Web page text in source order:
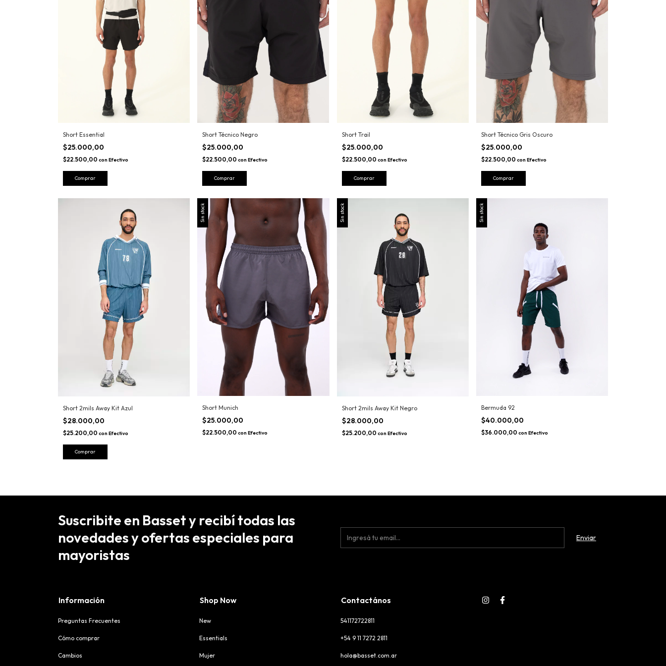
Short Essential
$25.000,00
$22.500,00 con Efectivo
Comprar
Short Técnico Negro
$25.000,00
$22.500,00con Efectivo
Comprar
Short Trail
$25.000,00
$22.500,00 con Efectivo
Comprar
Short Técnico Gris Oscuro
$25.000,00
$22.500,00 con Efectivo
Comprar
Short 2mils Away Kit Azul
$28.000,00
$25.200,00 con Efectivo
Comprar
Sin stock
Short Munich
$25.000,00
$22.500,00con Efectivo
Sin stock
Short 2mils Away Kit Negro
$28.000,00
$25.200,00 con Efectivo
Sin stock
Bermuda 92
$40.000,00
$36.000,00 con Efectivo
Suscribite en Basset y recibí todas las
novedades y ofertas especiales para
mayoristas
Información
Preguntas Frecuentes
Cómo comprar
Cambios
Shop Now
New
Essentials
Mujer
Contactános
541172722811
+54 9 11 7272 2811
hola@basset.com.ar